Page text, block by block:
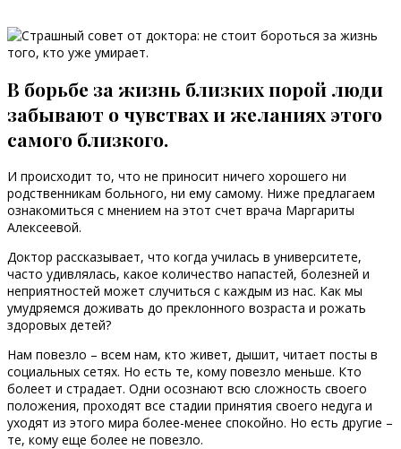
В борьбе за жизнь близких порой люди
забывают о чувствах и желаниях этого
самого близкого.
И происходит то, что не приносит ничего хорошего ни
родственникам больного, ни ему самому. Ниже предлагаем
ознакомиться с мнением на этот счет врача Маргариты
Алексеевой.
Доктор рассказывает, что когда училась в университете,
часто удивлялась, какое количество напастей, болезней и
неприятностей может случиться с каждым из нас. Как мы
умудряемся доживать до преклонного возраста и рожать
здоровых детей?
Нам повезло – всем нам, кто живет, дышит, читает посты в
социальных сетях. Но есть те, кому повезло меньше. Кто
болеет и страдает. Одни осознают всю сложность своего
положения, проходят все стадии принятия своего недуга и
уходят из этого мира более-менее спокойно. Но есть другие –
те, кому еще более не повезло.